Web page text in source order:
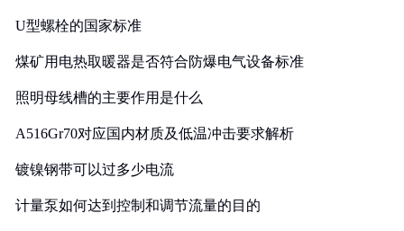
U型螺栓的国家标准
煤矿用电热取暖器是否符合防爆电气设备标准
照明母线槽的主要作用是什么
A516Gr70对应国内材质及低温冲击要求解析
镀镍钢带可以过多少电流
计量泵如何达到控制和调节流量的目的